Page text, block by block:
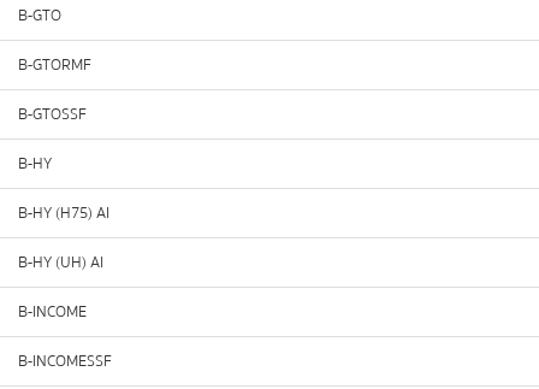
B-GTO
B-GTORMF
B-GTOSSF
B-HY
B-HY (H75) AI
B-HY (UH) AI
B-INCOME
B-INCOMESSF